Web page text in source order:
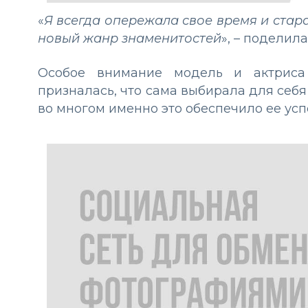
«Я всегда опережала свое время и
новый жанр знаменитостей», –
Особое внимание модель и
призналась, что сама выбирала для
во многом именно это обеспечило ее